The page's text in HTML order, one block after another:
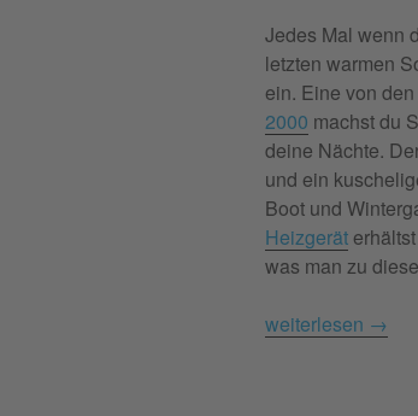
Jedes Mal wenn
letzten warmen
ein. Eine von
2000 machst du
deine Nächte.
und ein
Boot und
Heizgerät
was man zu
weiterlesen →